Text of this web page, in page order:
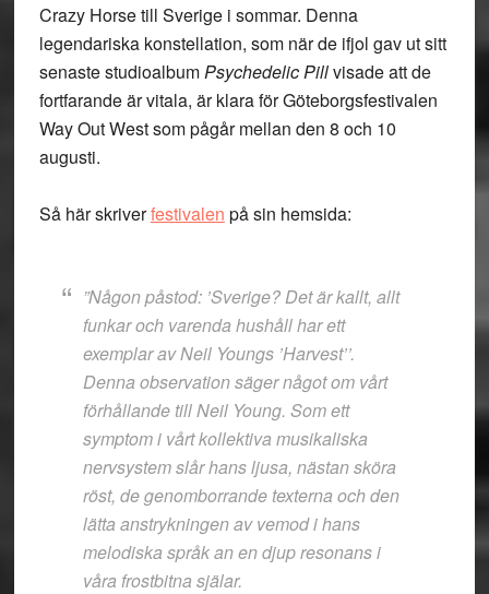
Crazy Horse till Sverige i sommar. Denna
legendariska konstellation, som när de ifjol gav ut sitt
senaste studioalbumPsychedelic Pillvisade att de
fortfarande är vitala, är klara för Göteborgsfestivalen
Way Out West som pågår mellan den 8 och 10
augusti.
Så här skriverfestivalen på sin hemsida:
”Någon påstod: ’Sverige? Det är kallt, allt
funkar och varenda hushåll har ett
exemplar av Neil Youngs ’Harvest’’.
Denna observation säger något om vårt
förhållande till Neil Young. Som ett
symptom i vårt kollektiva musikaliska
nervsystem slår hans ljusa, nästan sköra
röst, de genomborrande texterna och den
lätta anstrykningen av vemod i hans
melodiska språk an en djup resonans i
våra frostbitna själar.